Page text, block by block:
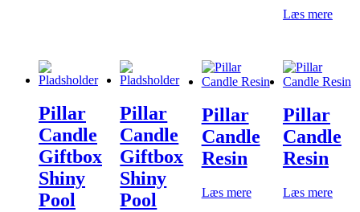
Læs mere
Pillar
Candle
Giftbox
Shiny
Pool
Pillar
Candle
Giftbox
Shiny
Pool
Pillar
Candle
Resin
Læs mere
Pillar
Candle
Resin
Læs mere